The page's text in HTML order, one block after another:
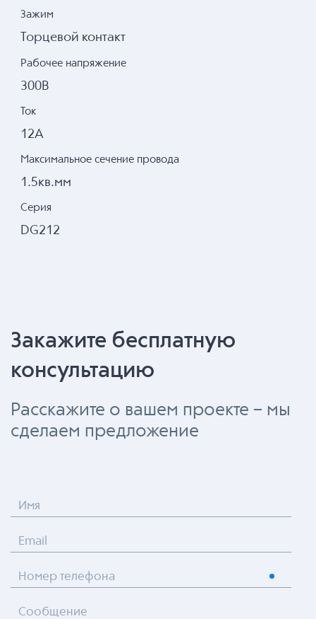
Зажим
Торцевой контакт
Рабочее напряжение
300В
Ток
12А
Максимальное сечение провода
1.5кв.мм
Серия
DG212
Закажите бесплатную
консультацию
Расскажите о вашем проекте – мы
сделаем предложение
Имя
Email
Номер телефона
Сообщение